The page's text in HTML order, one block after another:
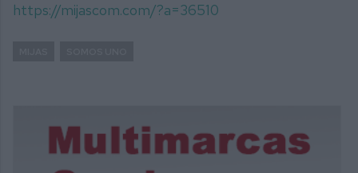
https://mijascom.com/?a=36510